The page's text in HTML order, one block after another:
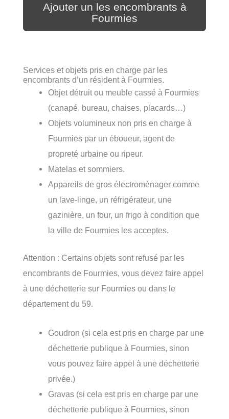
Ajouter un les encombrants à
Fourmies
Services et objets pris en charge par les
encombrants d’un résident à Fourmies.
Objet détruit ou meuble cassé à Fourmies
(canapé, bureau, chaises, placards…)
Objets volumineux non pris en charge à
Fourmies par un éboueur, agent de
propreté urbaine ou ripeur.
Matelas et sommiers.
Appareils de gros électroménager comme
un lave-linge, un réfrigérateur, une
gazinière, un four, un frigo à condition que
la ville de Fourmies les acceptes.
Attention : Certains objets sont refusé par les
encombrants de Fourmies, vous devez faire appel
à une déchetterie sur Fourmies ou dans le
département du 59.
Goudron (si cela est pris en charge par une
déchetterie publique à Fourmies, sinon
vous pouvez faire appel à une déchetterie
privée.)
Gravas (si cela est pris en charge par une
déchetterie publique à Fourmies, sinon